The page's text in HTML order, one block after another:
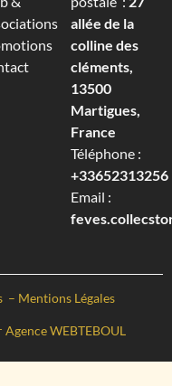
allée de la
colline des
cléments,
13500
Martigues,
France
Téléphone :
+33652313256‬
Email :
– Mentions Légales
Agence WEBTEBOUL